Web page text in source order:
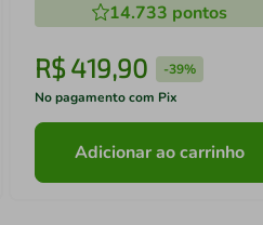
14.733 pontos
R$ 419,90 -39%
No pagamento com Pix
Adicionar ao carrinho